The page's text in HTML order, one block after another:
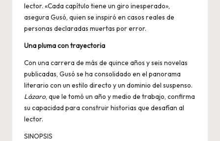
lector. «Cada capítulo tiene un giro inesperado»,
asegura Gusó, quien se inspiró en casos reales de
personas declaradas muertas por error.
Una pluma con trayectoria
Con una carrera de más de quince años y seis novelas
publicadas, Gusó se ha consolidado en el panorama
literario con un estilo directo y un dominio del suspenso.
Lázaro, que le tomó un año y medio de trabajo, confirma
su capacidad para construir historias que desafían al
lector.
SINOPSIS